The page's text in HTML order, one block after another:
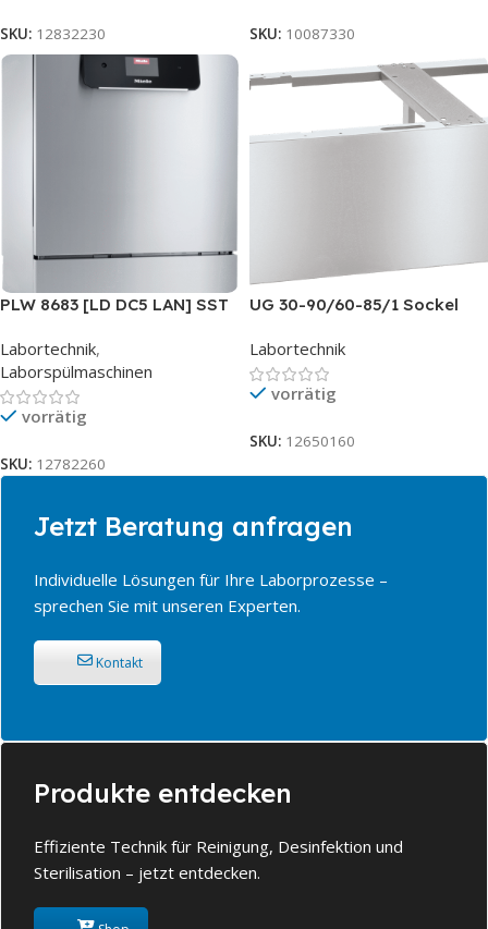
SKU: 12832230 SKU: 10087330
PLW 8683 [LD DC5 LAN] SST
Labortechnik,
Laborspülmaschinen
vorrätig
SKU: 12782260
UG 30-90/60-85/1 Sockel
Labortechnik
vorrätig
SKU: 12650160
Jetzt Beratung anfragen
Individuelle Lösungen für Ihre Laborprozesse –
sprechen Sie mit unseren Experten.
Kontakt
Produkte entdecken
Effiziente Technik für Reinigung, Desinfektion und
Sterilisation – jetzt entdecken.